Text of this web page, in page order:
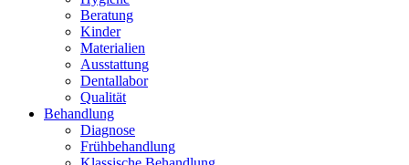
Beratung
Kinder
Materialien
Ausstattung
Dentallabor
Qualität
Behandlung
Diagnose
Frühbehandlung